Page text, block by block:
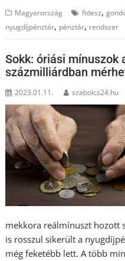
Magyarország fidesz,
nyugdíjpénztár, pénztár, rendszer
Sokk: óriási mínuszok
százmilliárdban
2023.01.11. szabolcs24.hu
mekkora reálmínuszt hozott
is rosszul sikerült a
még feketébb lett. A több